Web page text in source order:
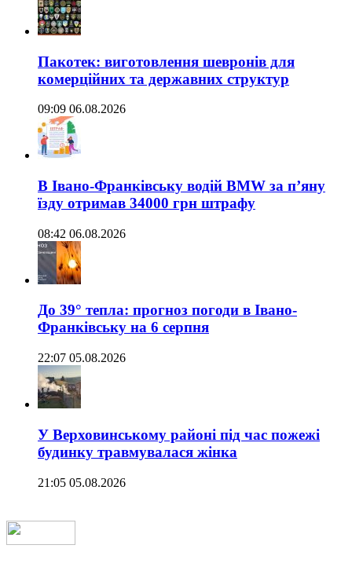
Пакотек: виготовлення шевронів для
комерційних та державних структур
09:09 06.08.2026
В Івано-Франківську водій BMW за п’яну
їзду отримав 34000 грн штрафу
08:42 06.08.2026
До 39° тепла: прогноз погоди в Івано-
Франківську на 6 серпня
22:07 05.08.2026
У Верховинському районі під час пожежі
будинку травмувалася жінка
21:05 05.08.2026